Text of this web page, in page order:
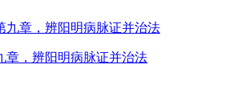
章，辨阳明病脉证并治法